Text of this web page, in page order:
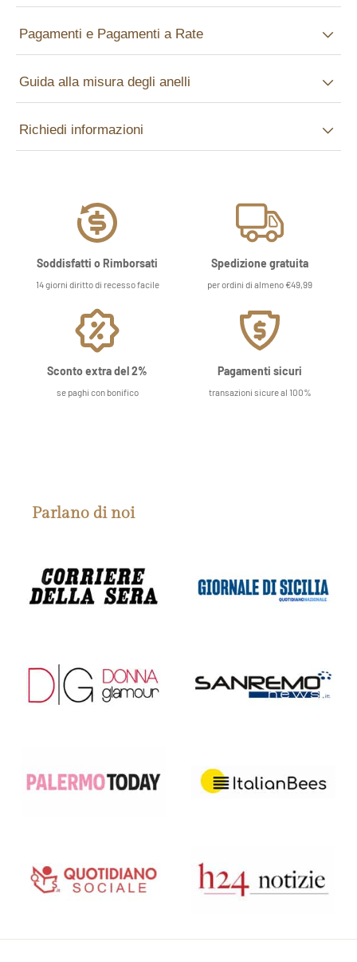
Pagamenti e Pagamenti a Rate
Guida alla misura degli anelli
Richiedi informazioni
Soddisfatti o Rimborsati
14 giorni diritto di recesso facile
Spedizione gratuita
per ordini di almeno €49,99
Sconto extra del 2%
se paghi con bonifico
Pagamenti sicuri
transazioni sicure al 100%
Parlano di noi